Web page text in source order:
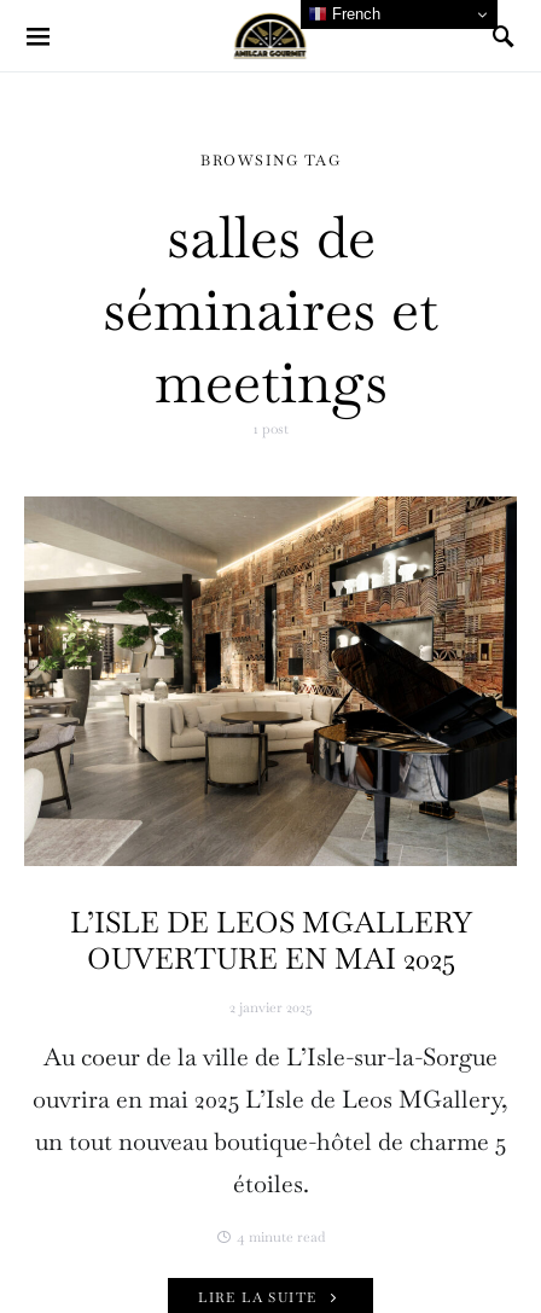
BROWSING TAG
salles de
séminaires et
meetings
1 post
L’ISLE DE LEOS MGALLERY
OUVERTURE EN MAI 2025
2 janvier 2025
Au coeur de la ville de L’Isle-sur-la-Sorgue
ouvrira en mai 2025 L’Isle de Leos MGallery,
un tout nouveau boutique-hôtel de charme 5
étoiles.
4 minute read
LIRE LA SUITE
French